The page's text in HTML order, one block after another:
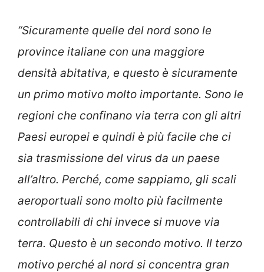
“Sicuramente quelle del nord sono le
province italiane con una maggiore
densità abitativa, e questo è sicuramente
un primo motivo molto importante. Sono le
regioni che confinano via terra con gli altri
Paesi europei e quindi è più facile che ci
sia trasmissione del virus da un paese
all’altro. Perché, come sappiamo, gli scali
aeroportuali sono molto più facilmente
controllabili di chi invece si muove via
terra. Questo è un secondo motivo. Il terzo
motivo perché al nord si concentra gran